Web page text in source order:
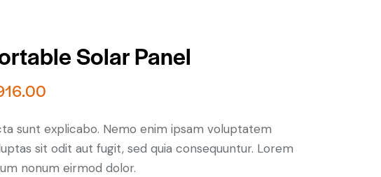
Solar Panel
sunt explicabo. Nemo enim ipsam voluptatem
sit odit aut fugit, sed quia consequuntur. Lorem
nonum eirmod dolor.